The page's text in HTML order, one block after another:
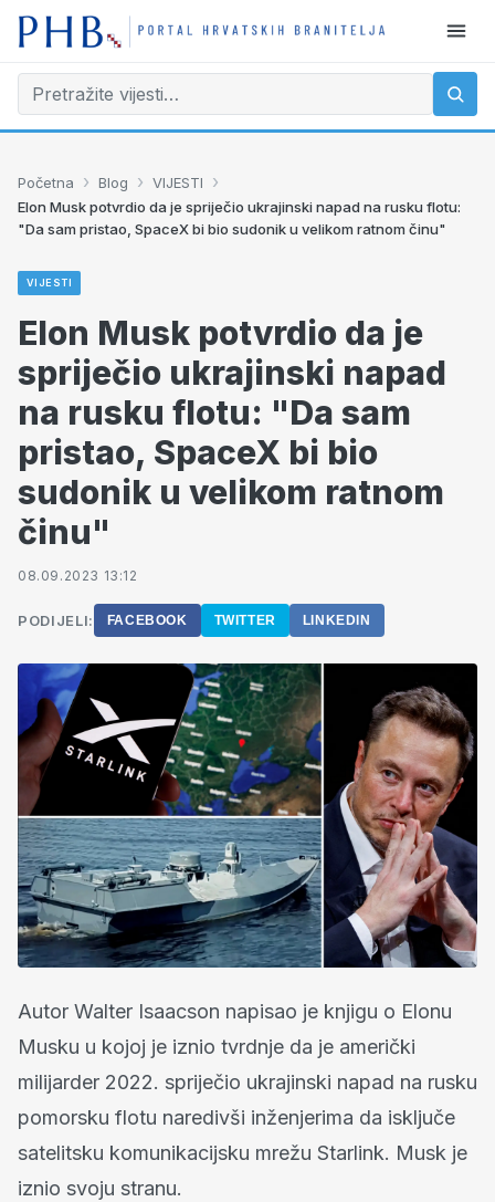
Početna › Blog › VIJESTI ›
Elon Musk potvrdio da je spriječio ukrajinski napad na rusku flotu:
"Da sam pristao, SpaceX bi bio sudonik u velikom ratnom činu"
VIJESTI
Elon Musk potvrdio da je
spriječio ukrajinski napad
na rusku flotu: "Da sam
pristao, SpaceX bi bio
sudonik u velikom ratnom
činu"
08.09.2023 13:12
PODIJELI: FACEBOOK TWITTER LINKEDIN
Autor Walter Isaacson napisao je knjigu o Elonu
Musku u kojoj je iznio tvrdnje da je američki
milijarder 2022. spriječio ukrajinski napad na rusku
pomorsku flotu naredivši inženjerima da isključe
satelitsku komunikacijsku mrežu Starlink. Musk je
iznio svoju stranu.